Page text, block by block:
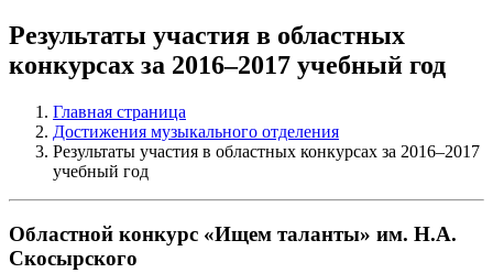
Результаты участия в областных
конкурсах за 2016–2017 учебный год
Главная страница
Достижения музыкального отделения
Результаты участия в областных конкурсах за 2016–2017
учебный год
Областной конкурс «Ищем таланты» им. Н.А.
Скосырского